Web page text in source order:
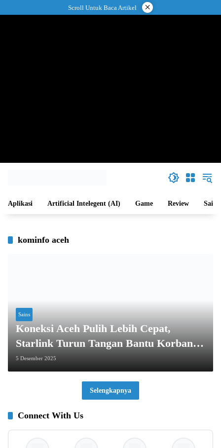
ke
Scroll Untuk Baca Artikel ×
Aplikasi Artificial Intelegent (AI) Game Review Sains
kominfo aceh
Sains
Koneksi Aceh Pulih Lebih Cepat,
Starlink Turun Tangan Bantu Korban
Bencana
5 Desember 2025
Selengkapnya
Connect With Us